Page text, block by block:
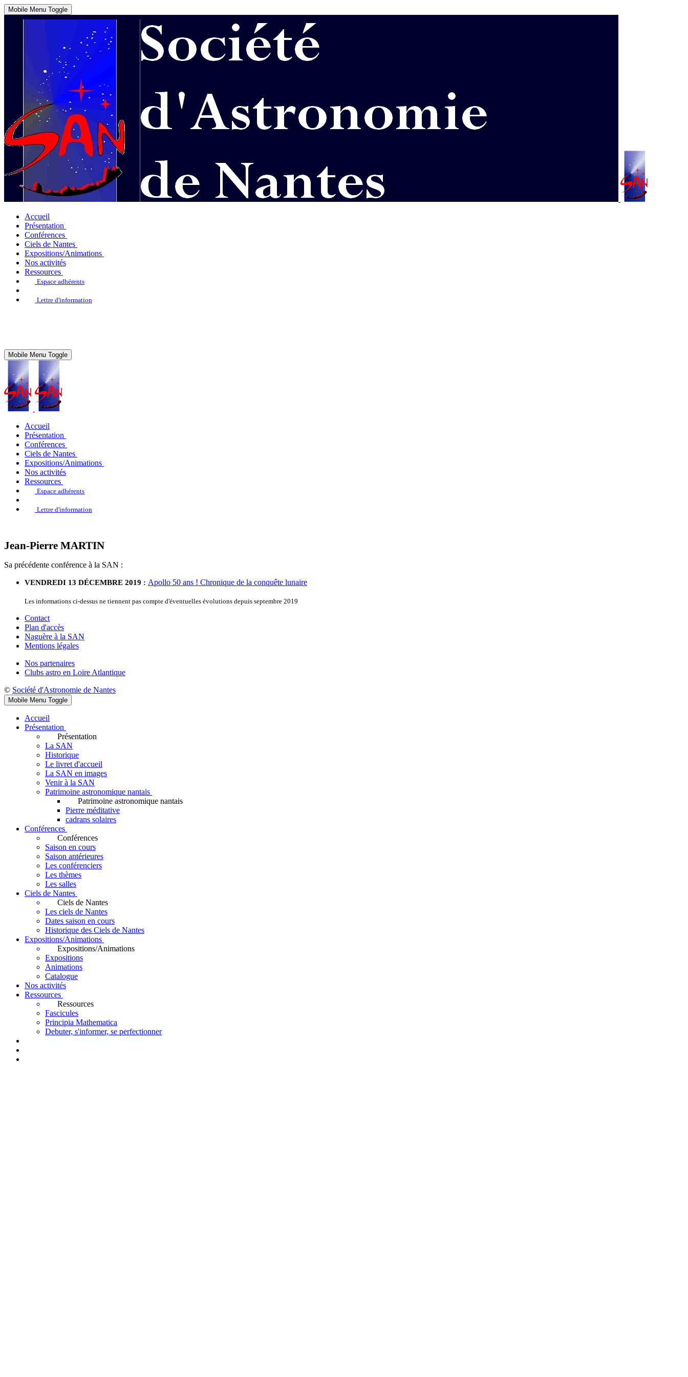
Mobile Menu Toggle
Accueil
Présentation
Conférences
Ciels de Nantes
Expositions/Animations
Nos activités
Ressources
Espace adhérents
Lettre d'information
Mobile Menu Toggle
Accueil
Présentation
Conférences
Ciels de Nantes
Expositions/Animations
Nos activités
Ressources
Espace adhérents
Lettre d'information
Jean-Pierre MARTIN
Sa précédente conférence à la SAN :
VENDREDI 13 DÉCEMBRE 2019 : Apollo 50 ans ! Chronique de la conquête lunaire
Les informations ci-dessus ne tiennent pas compte d'éventuelles évolutions depuis septembre 2019
Contact
Plan d'accès
Naguère à la SAN
Mentions légales
Nos partenaires
Clubs astro en Loire Atlantique
© Société d'Astronomie de Nantes
Mobile Menu Toggle
Accueil
Présentation
Présentation
La SAN
Historique
Le livret d'accueil
La SAN en images
Venir à la SAN
Patrimoine astronomique nantais
Patrimoine astronomique nantais
Pierre méditative
cadrans solaires
Conférences
Conférences
Saison en cours
Saison antérieures
Les conférenciers
Les thèmes
Les salles
Ciels de Nantes
Ciels de Nantes
Les ciels de Nantes
Dates saison en cours
Historique des Ciels de Nantes
Expositions/Animations
Expositions/Animations
Expositions
Animations
Catalogue
Nos activités
Ressources
Ressources
Fascicules
Principia Mathematica
Debuter, s'informer, se perfectionner